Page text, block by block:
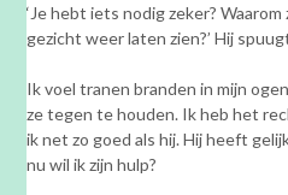
‘Je hebt iets nodig zeker?
gezicht weer laten zien?’ Hij
Ik voel tranen branden in mijn
ze tegen te houden. Ik heb het
ik net zo goed als hij. Hij heeft
nu wil ik zijn hulp?